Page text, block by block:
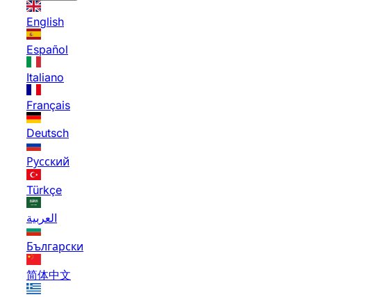
English
Español
Italiano
Français
Deutsch
Русский
Türkçe
العربية
Български
简体中文